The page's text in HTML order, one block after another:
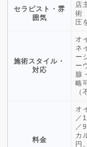
セラピスト・雰
囲気
店
術
圧
施術スタイル・
対応
オ
ネ
ー
ー
腺
略
（
料金
オ
／
／
カ
円